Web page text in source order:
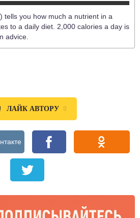
tells you how much a nutrient in a
to a daily diet. 2,000 calories a day is
advice.
ЛАЙК АВТОРУ 0